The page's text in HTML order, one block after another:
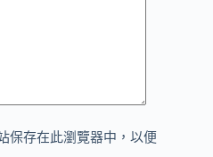
保存在此瀏覽器中，以便